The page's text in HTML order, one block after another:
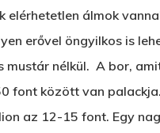
elérhetetlen álmok
erővel öngyilkos is
mustár nélkül. A bor,
font között van palackja.
az 12-15 font. Egy